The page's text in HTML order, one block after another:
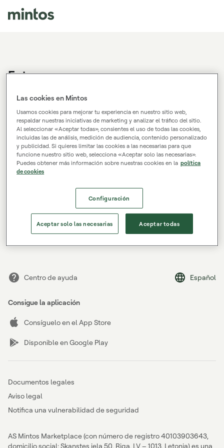
Entrar
¿No tienes una cuenta de Mintos?
Correo electrónico
Contraseña
Entrar
¿Has olvidado tu contraseña?
Centro de ayuda Español
Consigue la aplicación
Consíguelo en el App Store
Disponible en Google Play
Documentos legales
Aviso legal
Notifica una vulnerabilidad de seguridad
AS Mintos Marketplace (con número de registro 40103903643,
domicilio social: Skanstes iela 50, Riga, LV – 1013, Letonia) es una
Las cookies en Mintos
Usamos cookies para mejorar tu experiencia en nuestro sitio web,
respaldar nuestras iniciativas de marketing y analizar el tráfico del sitio.
Al seleccionar «Aceptar todas», consientes el uso de todas las cookies,
incluidas las de análisis, medición de audiencia, contenido personalizado
y publicidad. Si quieres limitar las cookies a las necesarias para que
funcione nuestro sitio web, selecciona «Aceptar solo las necesarias».
Puedes obtener más información sobre nuestras cookies en la política
de cookies
Configuración
Aceptar solo las necesarias Aceptar todas